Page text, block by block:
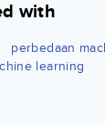
with
perbedaan
learning